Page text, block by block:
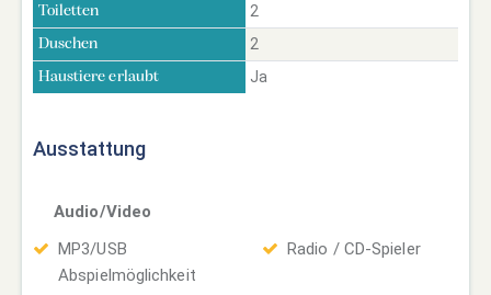
Toiletten 2
Duschen 2
Haustiere erlaubt Ja
Ausstattung
Audio/Video
MP3/USB
Abspielmöglichkeit
Radio / CD-Spieler